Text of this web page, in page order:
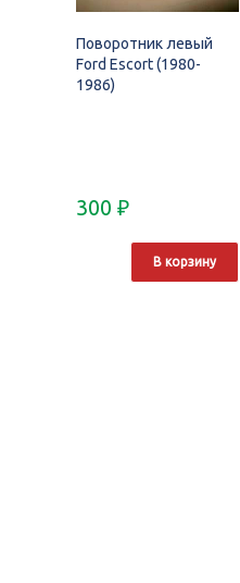
Поворотник левый
Ford Escort (1980-
1986)
300 ₽
В корзину